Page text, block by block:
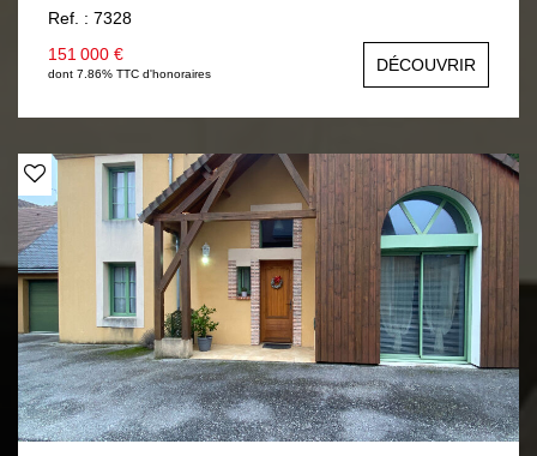
cave. Chauffage central gaz de ville, double vitrage bois.
Terrain 750 m² clos et arboré.
Ref. : 7328
151 000 €
dont 7.86% TTC d'honoraires DÉCOUVRIR